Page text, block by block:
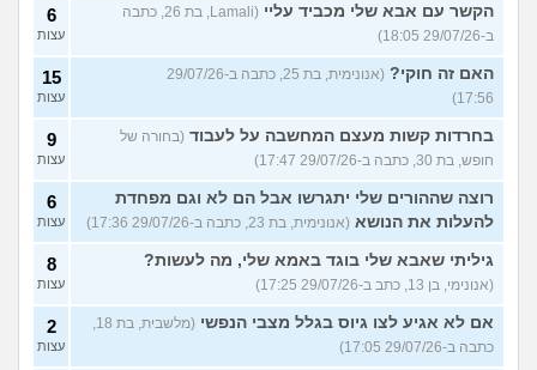
הקשר עם אבא שלי מכביד עליי
(Lamali, בת 26, כתבה
ב-29/07/26 18:05)
6
עצות
האם זה חוקי?
(אנונימית, בת 25, כתבה ב-29/07/26
17:56)
15
עצות
בחרדות קשות מעצם המחשבה על לעבוד (בחורה של
חופש, בת 30, כתבה ב-29/07/26 17:47)
9
עצות
רוצה שההורים שלי יתגרשו אבל הם לא וגם מפחדת
להעלות את הנושא (אנונימית, בת 23, כתבה ב-29/07/26 17:36)
6
עצות
גיליתי שאבא שלי בוגד באמא שלי, מה לעשות?
(אנונימי, בן 13, כתב ב-29/07/26 17:25)
8
עצות
אם לא אגיע לצו גיוס בגלל מצבי הנפשי
(מלשבית, בת 18,
כתבה ב-29/07/26 17:05)
2
עצות